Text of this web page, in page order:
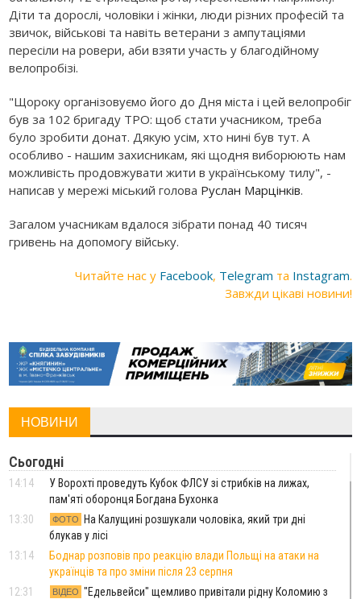
Діти та дорослі, чоловіки і жінки, люди різних професій та
звичок, військові та навіть ветерани з ампутаціями
пересіли на ровери, аби взяти участь у благодійному
велопробізі.
"Щороку організовуємо його до Дня міста і цей велопробіг
був за 102 бригаду ТРО: щоб стати учасником, треба
було зробити донат. Дякую усім, хто нині був тут. А
особливо - нашим захисникам, які щодня виборюють нам
можливість продовжувати жити в українському тилу", -
написав у мережі міський голова Руслан Марцінків.
Загалом учасникам вдалося зібрати понад 40 тисяч
гривень на допомогу війську.
Читайте нас у Facebook, Telegram та Instagram.
Завжди цікаві новини!
НОВИНИ
Сьогодні
14:14
У Ворохті проведуть Кубок ФЛСУ зі стрибків на лижах,
пам'яті оборонця Богдана Бухонка
13:30
ФОТО
На Калущині розшукали чоловіка, який три дні
блукав у лісі
13:14
Боднар розповів про реакцію влади Польщі на атаки на
українців та про зміни після 23 серпня
12:31
ВІДЕО "Едельвейси" щемливо привітали рідну Коломию з